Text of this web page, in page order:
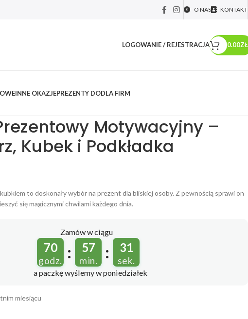
O NAS KONTAKT
LOGOWANIE / REJESTRACJA 0.00ZŁ
INNE OKAZJEPREZENTY DODLA FIRM
Motywacyjny –
Kubek i Podkładka
to doskonały wybór na prezent dla bliskiej osoby. Z pewnością sprawi on
się magicznymi chwilami każdego dnia.
Zamów w ciągu
70
godz. : 57
min. : 30
sek.
a paczkę wyślemyw poniedziałek
miesiącu